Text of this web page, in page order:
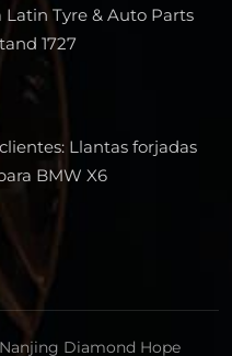
Latin Tyre & Auto Parts
1727
Llantas forjadas
BMW X6
Diamond Hope